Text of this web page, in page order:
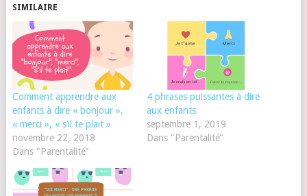
SIMILAIRE
Comment apprendre aux
enfants à dire « bonjour »,
« merci », « s’il te plait »
novembre 22, 2018
Dans "Parentalité"
4 phrases puissantes à dire
aux enfants
septembre 1, 2019
Dans "Parentalité"